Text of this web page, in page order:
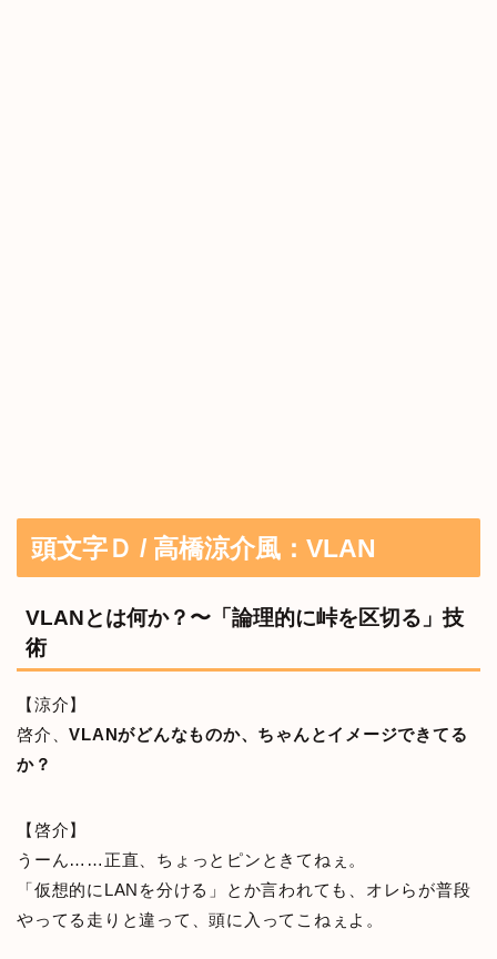
頭文字Ｄ / 高橋涼介風：VLAN
VLANとは何か？〜「論理的に峠を区切る」技
術
【涼介】
啓介、VLANがどんなものか、ちゃんとイメージできてる
か？
【啓介】
うーん……正直、ちょっとピンときてねぇ。
「仮想的にLANを分ける」とか言われても、オレらが普段
やってる走りと違って、頭に入ってこねぇよ。